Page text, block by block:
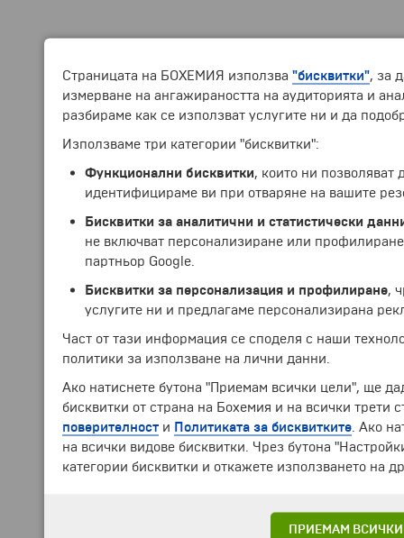
Страницата на БОХЕМИЯ използва "бисквитки", за
измерване на ангажираността на аудиторията и
разбираме как се използват услугите ни и да
Използваме три категории "бисквитки":
Функционални бисквитки, които ни позволяват
идентифицираме ви при отваряне на вашите
Бисквитки за аналитични и статистически
не включват персонализиране или
партньор Google.
Бисквитки за персонализация и профилиране,
услугите ни и предлагаме персонализирана
Част от тази информация се споделя с наши
политики за използване на лични данни.
Ако натиснете бутона "Приемам всички цели", ще
бисквитки от страна на Бохемия и на всички трети
поверителност и Политиката за бисквитките . Ако
на всички видове бисквитки. Чрез бутона
категории бисквитки и откажете използването на
ПРИЕМАМ